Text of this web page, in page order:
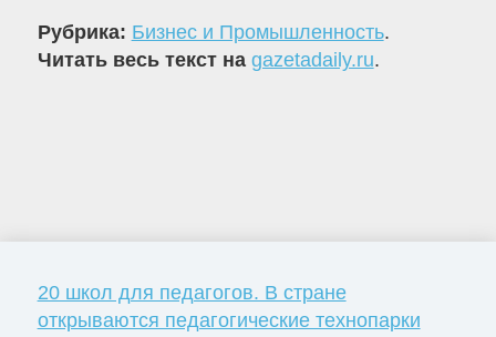
Рубрика: Бизнес и Промышленность.
Читать весь текст на gazetadaily.ru.
20 школ для педагогов. В стране
открываются педагогические технопарки